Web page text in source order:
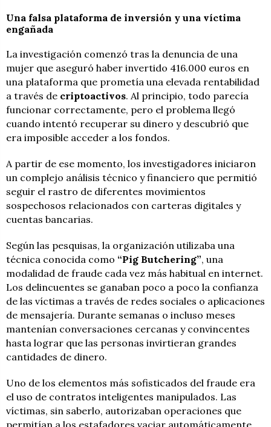
Una falsa plataforma de inversión y una víctima
engañada
La investigación comenzó tras la denuncia de una
mujer que aseguró haber invertido 416.000 euros en
una plataforma que prometía una elevada rentabilidad
a través de criptoactivos. Al principio, todo parecía
funcionar correctamente, pero el problema llegó
cuando intentó recuperar su dinero y descubrió que
era imposible acceder a los fondos.
A partir de ese momento, los investigadores iniciaron
un complejo análisis técnico y financiero que permitió
seguir el rastro de diferentes movimientos
sospechosos relacionados con carteras digitales y
cuentas bancarias.
Según las pesquisas, la organización utilizaba una
técnica conocida como “Pig Butchering”, una
modalidad de fraude cada vez más habitual en internet.
Los delincuentes se ganaban poco a poco la confianza
de las víctimas a través de redes sociales o aplicaciones
de mensajería. Durante semanas o incluso meses
mantenían conversaciones cercanas y convincentes
hasta lograr que las personas invirtieran grandes
cantidades de dinero.
Uno de los elementos más sofisticados del fraude era
el uso de contratos inteligentes manipulados. Las
víctimas, sin saberlo, autorizaban operaciones que